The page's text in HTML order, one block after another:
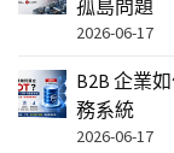
孤島問題
2026-06-17
B2B 企業
務系統
2026-06-17